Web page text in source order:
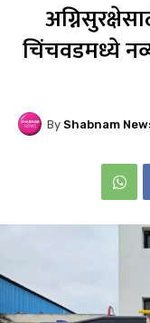
चिंचवडमध्ये
By Shabnam